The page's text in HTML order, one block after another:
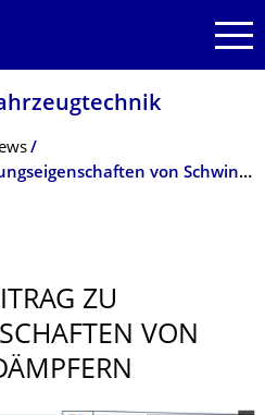
Forschungsbeitrag zu Reibungseigenschaften von Schwingungsdämpfern
ZU
VON